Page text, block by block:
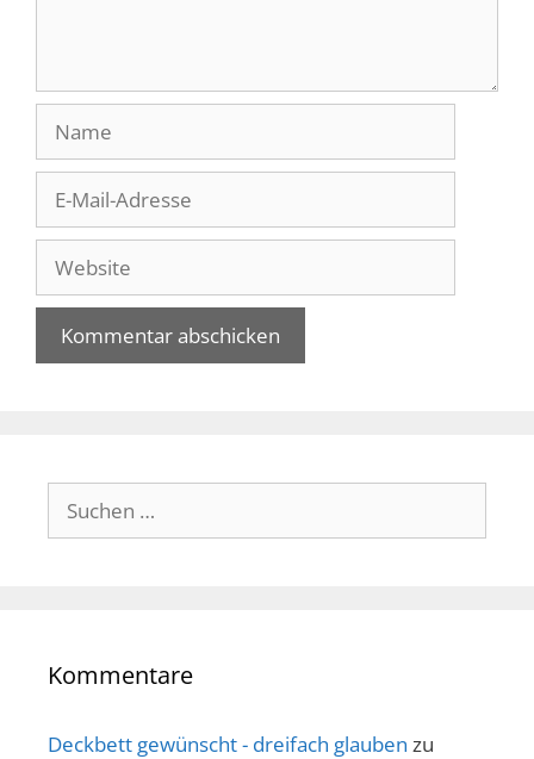
Mail-
Adresse
Website
Suche
nach:
Kommentare
Deckbett gewünscht - dreifach glauben zu